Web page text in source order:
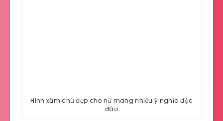
Hình xăm chữ đẹp cho nữ mang nhiều ý nghĩa độc
đáo